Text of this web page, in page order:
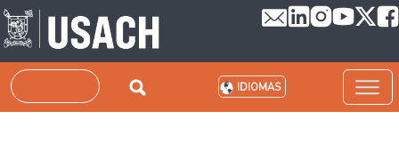
Pasar al contenido principal
Buscar IDIOMAS